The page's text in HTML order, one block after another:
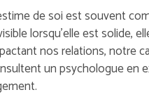
de soi est souvent
lorsqu’elle est solide,
nos relations, notre
un psychologue en